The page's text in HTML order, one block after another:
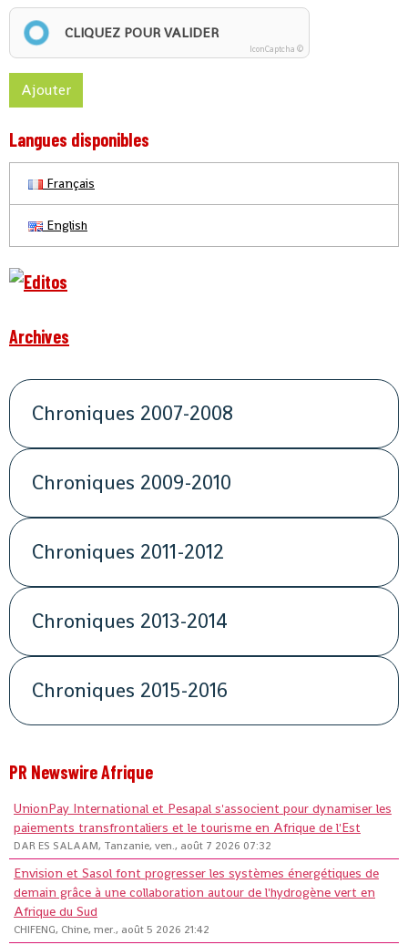
CLIQUEZ POUR VALIDER
IconCaptcha ©
Ajouter
Langues disponibles
Français
English
Archives
Chroniques 2007-2008
Chroniques 2009-2010
Chroniques 2011-2012
Chroniques 2013-2014
Chroniques 2015-2016
PR Newswire Afrique
UnionPay International et Pesapal s'associent pour dynamiser les
paiements transfrontaliers et le tourisme en Afrique de l'Est
DAR ES SALAAM, Tanzanie, ven., août 7 2026 07:32
Envision et Sasol font progresser les systèmes énergétiques de
demain grâce à une collaboration autour de l'hydrogène vert en
Afrique du Sud
CHIFENG, Chine, mer., août 5 2026 21:42